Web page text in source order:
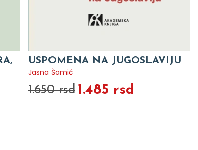
USPOMENA NA JUGOSLAVIJU
Jasna Šamić
1.650 rsd 1.485 rsd